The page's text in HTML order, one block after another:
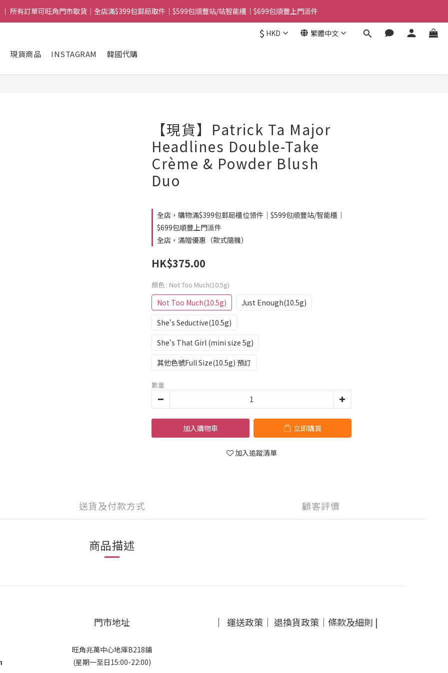
所有訂單可旺角門市取貨｜全店滿$399包郵局取件｜$599包順豐站/站智能櫃｜$699包順豐上門派件
所有訂單可旺角門市取貨｜全店滿$399包郵局取件｜$599包順豐站/站智能櫃｜$699包順豐上門派件
滿$1088送Clarins 煥顏緊緻亮肌日霜 5mL｜$1388送fwee布丁唇頰兩用霜(色號隨機)|滿$1888送Charlotte Tilbury唇膏
所有訂單可旺角門市取貨｜全店滿$399包郵局取件｜$599包順豐站/站智能櫃｜$699包順豐上門派件
$ HKD 繁體中文
現貨商品 INSTAGRAM 韓國代購
【現貨】Patrick Ta Major
Headlines Double-Take
Crème & Powder Blush
Duo
全店，購物滿$399包郵局櫃位領件｜$599包順豐站/智能櫃｜
$699包順豐上門派件
全店，滿贈優惠（款式隨機）
HK$375.00
顏色 : Not Too Much(10.5g)
Not Too Much(10.5g)
Just Enough(10.5g)
She's Seductive(10.5g)
She's That Girl (mini size 5g)
其他色號Full Size(10.5g) 預訂
數量
加入購物車 立即購買
加入追蹤清單
送貨及付款方式 顧客評價
商品描述
門市地址
旺角兆萬中心地庫B218鋪
(星期一至日15:00-22:00)
｜ 運送政策 ｜ 退換貨政策 ｜ 條款及細則 |